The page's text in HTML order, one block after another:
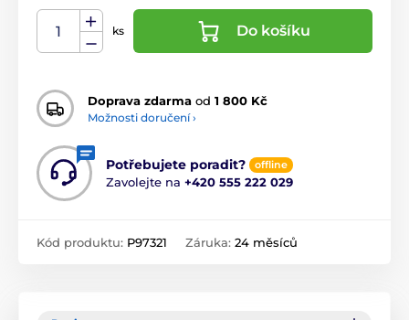
ks Do košíku
Doprava zdarma od 1 800 Kč
Možnosti doručení ›
Potřebujete poradit? offline
Zavolejte na +420 555 222 029
Kód produktu: P97321 Záruka: 24 měsíců